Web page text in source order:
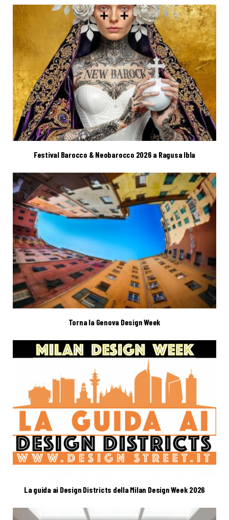
Festival Barocco & Neobarocco 2026 a Ragusa Ibla
Torna la Genova Design Week
La guida ai Design Districts della Milan Design Week 2026